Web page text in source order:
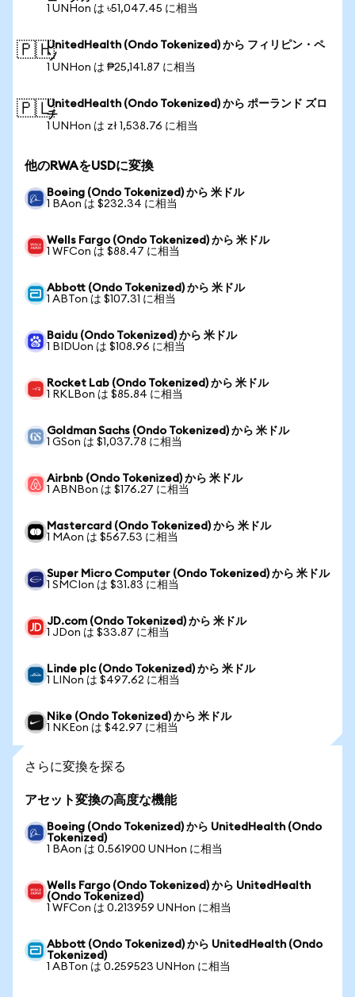
1 UNHon は ৳51,047.45 に相当
🇵🇭UnitedHealth (Ondo Tokenized) から フィリピン・ペ
ソ
1 UNHon は ₱25,141.87 に相当
🇵🇱UnitedHealth (Ondo Tokenized) から ポーランド ズロ
チ
1 UNHon は zł 1,538.76 に相当
他のRWAをUSDに変換
Boeing (Ondo Tokenized) から 米ドル
1 BAon は $232.34 に相当
Wells Fargo (Ondo Tokenized) から 米ドル
1 WFCon は $88.47 に相当
Abbott (Ondo Tokenized) から 米ドル
1 ABTon は $107.31 に相当
Baidu (Ondo Tokenized) から 米ドル
1 BIDUon は $108.96 に相当
Rocket Lab (Ondo Tokenized) から 米ドル
1 RKLBon は $85.84 に相当
Goldman Sachs (Ondo Tokenized) から 米ドル
1 GSon は $1,037.78 に相当
Airbnb (Ondo Tokenized) から 米ドル
1 ABNBon は $176.27 に相当
Mastercard (Ondo Tokenized) から 米ドル
1 MAon は $567.53 に相当
Super Micro Computer (Ondo Tokenized) から 米ドル
1 SMCIon は $31.83 に相当
JD.com (Ondo Tokenized) から 米ドル
1 JDon は $33.87 に相当
Linde plc (Ondo Tokenized) から 米ドル
1 LINon は $497.62 に相当
Nike (Ondo Tokenized) から 米ドル
1 NKEon は $42.97 に相当
さらに変換を探る
アセット変換の高度な機能
Boeing (Ondo Tokenized) から UnitedHealth (Ondo
Tokenized)
1 BAon は 0.561900 UNHon に相当
Wells Fargo (Ondo Tokenized) から UnitedHealth
(Ondo Tokenized)
1 WFCon は 0.213959 UNHon に相当
Abbott (Ondo Tokenized) から UnitedHealth (Ondo
Tokenized)
1 ABTon は 0.259523 UNHon に相当